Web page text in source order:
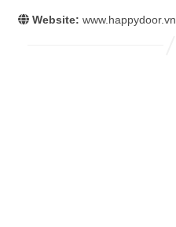
Website: www.happydoor.vn